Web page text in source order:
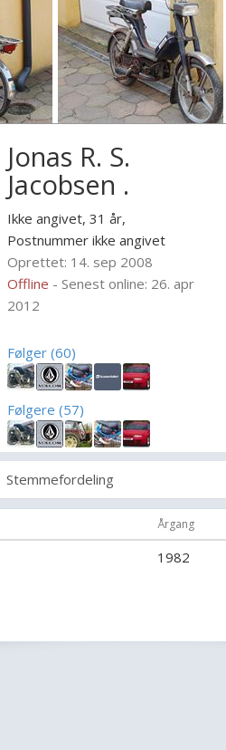
Jonas R. S.
Jacobsen .
Ikke angivet, 31 år,
Postnummer ikke angivet
Oprettet: 14. sep 2008
Offline - Senest online: 26. apr
2012
Følger (60)
Følgere (57)
Stemmefordeling
Årgang
1982